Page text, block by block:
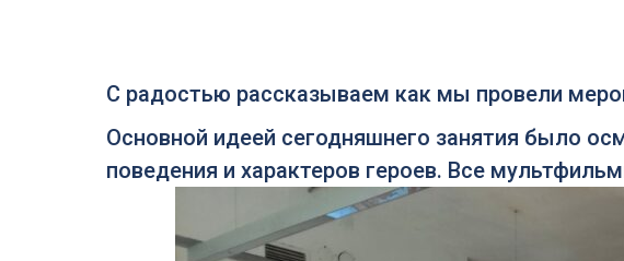
С радостью рассказываем как мы провели
Основной идеей сегодняшнего занятия было
поведения и характеров героев. Все